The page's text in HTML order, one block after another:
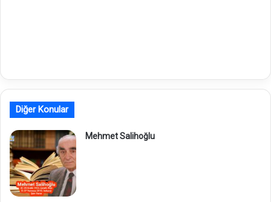
Diğer Konular
Mehmet Salihoğlu